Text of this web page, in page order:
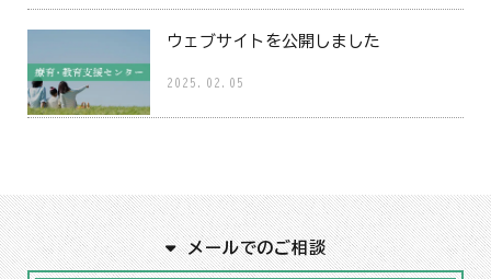
ウェブサイトを公開しました
2025.02.05
メールでのご相談